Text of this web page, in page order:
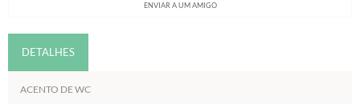
ENVIAR A UM AMIGO
DETALHES
ACENTO DE WC